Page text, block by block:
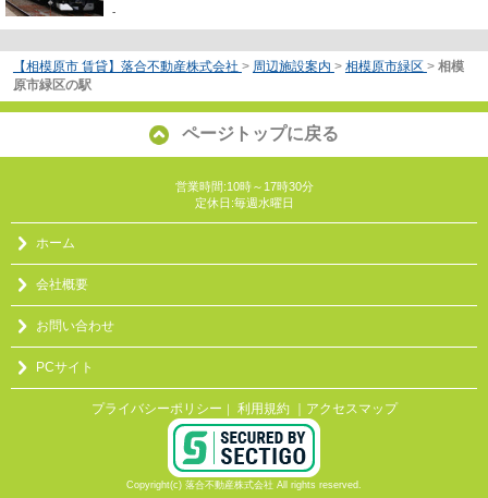
-
【相模原市 賃貸】落合不動産株式会社 > 周辺施設案内 > 相模原市緑区 > 相模
原市緑区の駅
ページトップに戻る
営業時間:10時～17時30分
定休日:毎週水曜日
ホーム
会社概要
お問い合わせ
PCサイト
プライバシーポリシー ｜ 利用規約 ｜アクセスマップ
Copyright(c) 落合不動産株式会社 All rights reserved.